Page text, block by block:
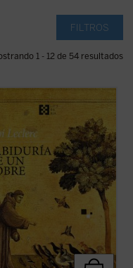
FILTROS
1 - 12 de 54 resultados
al uso, sino de una narración
que, sin dejar de ser
fiel, invita a recorrer la
franciscana como una historia
ofrece una nueva ...(ver ficha)